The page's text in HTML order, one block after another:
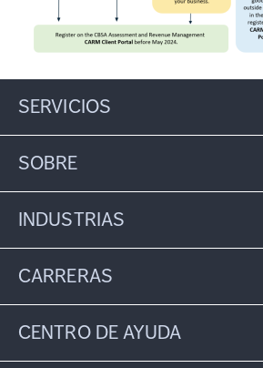
SERVICIOS
SOBRE
INDUSTRIAS
CARRERAS
CENTRO DE AYUDA